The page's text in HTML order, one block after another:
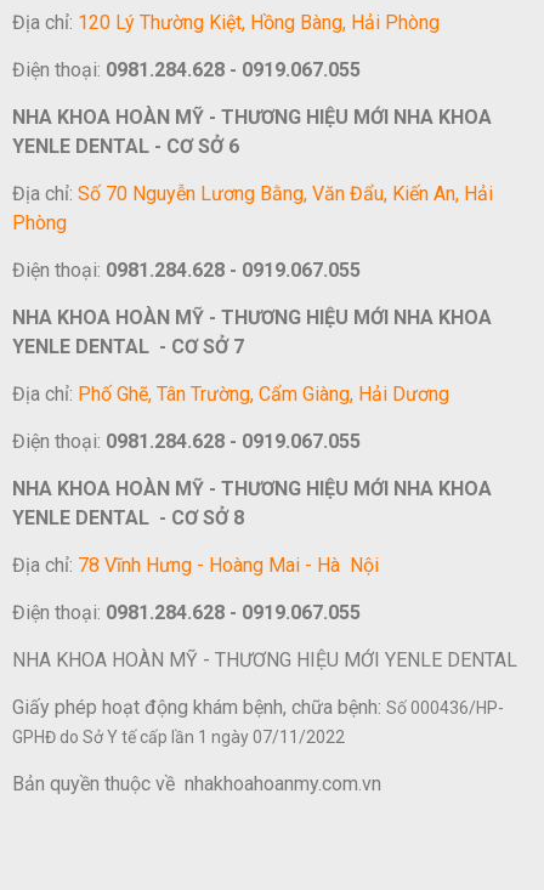
Địa chỉ: 120 Lý Thường Kiệt, Hồng Bàng, Hải Phòng
Điện thoại: 0981.284.628 - 0919.067.055
NHA KHOA HOÀN MỸ - THƯƠNG HIỆU MỚI NHA KHOA
YENLE DENTAL - CƠ SỞ 6
Địa chỉ: Số 70 Nguyễn Lương Bằng, Văn Đẩu, Kiến An, Hải
Phòng
Điện thoại: 0981.284.628 - 0919.067.055
NHA KHOA HOÀN MỸ - THƯƠNG HIỆU MỚI NHA KHOA
YENLE DENTAL - CƠ SỞ 7
Địa chỉ: Phố Ghẽ, Tân Trường, Cẩm Giàng, Hải Dương
Điện thoại: 0981.284.628 - 0919.067.055
NHA KHOA HOÀN MỸ - THƯƠNG HIỆU MỚI NHA KHOA
YENLE DENTAL - CƠ SỞ 8
Địa chỉ: 78 Vĩnh Hưng - Hoàng Mai - Hà Nội
Điện thoại: 0981.284.628 - 0919.067.055
NHA KHOA HOÀN MỸ - THƯƠNG HIỆU MỚI YENLE DENTAL
Giấy phép hoạt động khám bệnh, chữa bệnh: Số 000436/HP-
GPHĐ do Sở Y tế cấp lần 1 ngày 07/11/2022
Bản quyền thuộc về nhakhoahoanmy.com.vn